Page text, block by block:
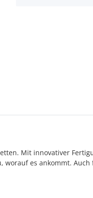
Mit innovativer
es ankommt.